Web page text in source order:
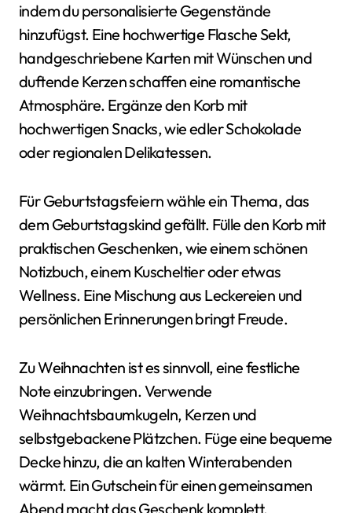
indem du personalisierte Gegenstände
hinzufügst. Eine hochwertige Flasche Sekt,
handgeschriebene Karten mit Wünschen und
duftende Kerzen schaffen eine romantische
Atmosphäre. Ergänze den Korb mit
hochwertigen Snacks, wie edler Schokolade
oder regionalen Delikatessen.
Für Geburtstagsfeiern wähle ein Thema, das
dem Geburtstagskind gefällt. Fülle den Korb mit
praktischen Geschenken, wie einem schönen
Notizbuch, einem Kuscheltier oder etwas
Wellness. Eine Mischung aus Leckereien und
persönlichen Erinnerungen bringt Freude.
Zu Weihnachten ist es sinnvoll, eine festliche
Note einzubringen. Verwende
Weihnachtsbaumkugeln, Kerzen und
selbstgebackene Plätzchen. Füge eine bequeme
Decke hinzu, die an kalten Winterabenden
wärmt. Ein Gutschein für einen gemeinsamen
Abend macht das Geschenk komplett.